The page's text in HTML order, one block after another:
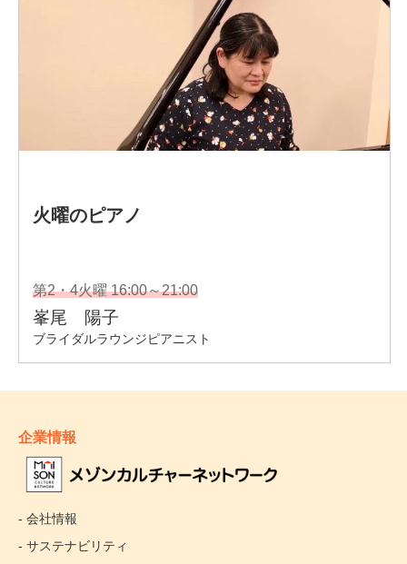
企業情報
- 会社情報
- サステナビリティ